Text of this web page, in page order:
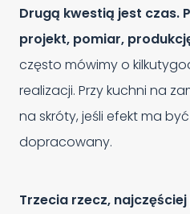
Drugą kwestią jest czas.
projekt, pomiar,
często mówimy o
realizacji. Przy kuchni na
na skróty, jeśli efekt ma
dopracowany.
Trzecia rzecz,